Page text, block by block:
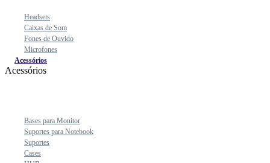
Headsets
Caixas de Som
Fones de Ouvido
Microfones
Acessórios
Acessórios
Bases para Monitor
Suportes para Notebook
Suportes
Cases